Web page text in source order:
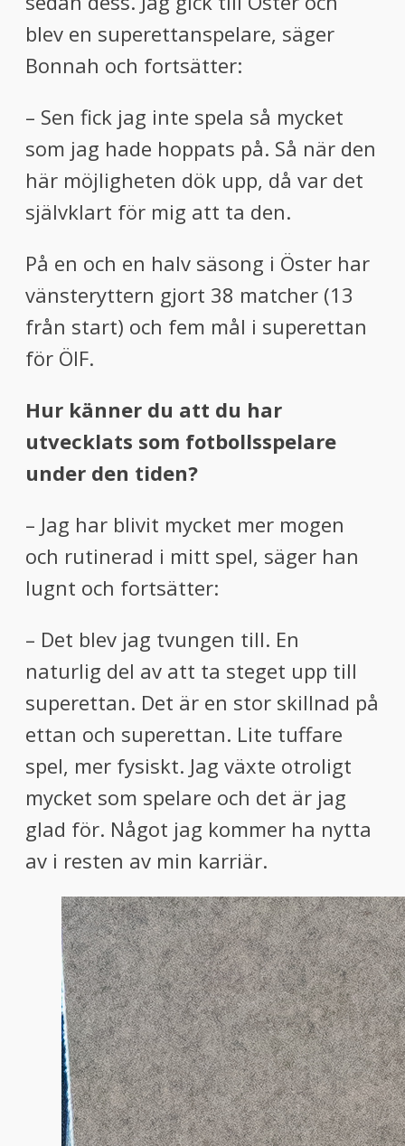
blev en superettanspelare, säger
Bonnah och fortsätter:
– Sen fick jag inte spela så mycket
som jag hade hoppats på. Så när den
här möjligheten dök upp, då var det
självklart för mig att ta den.
På en och en halv säsong i Öster har
vänsteryttern gjort 38 matcher (13
från start) och fem mål i superettan
för ÖIF.
Hur känner du att du har
utvecklats som fotbollsspelare
under den tiden?
– Jag har blivit mycket mer mogen
och rutinerad i mitt spel, säger han
lugnt och fortsätter:
– Det blev jag tvungen till. En
naturlig del av att ta steget upp till
superettan. Det är en stor skillnad på
ettan och superettan. Lite tuffare
spel, mer fysiskt. Jag växte otroligt
mycket som spelare och det är jag
glad för. Något jag kommer ha nytta
av i resten av min karriär.